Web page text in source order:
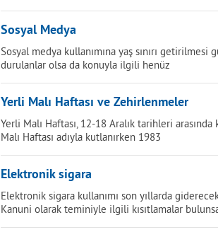
Sosyal Medya
Sosyal medya kullanımına yaş sınırı
durulanlar olsa da konuyla ilgili henüz
Yerli Malı Haftası ve Zehirlenmeler
Yerli Malı Haftası, 12-18 Aralık tarihleri
Malı Haftası adıyla kutlanırken 1983
Elektronik sigara
Elektronik sigara kullanımı son yıllarda
Kanuni olarak teminiyle ilgili kısıtlamalar